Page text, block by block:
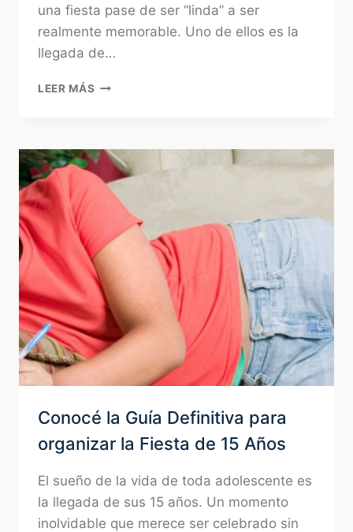
una fiesta pase de ser “linda” a ser
realmente memorable. Uno de ellos es la
llegada de…
LEER MÁS ALQUILER
EVENTOS:
UN
TOQUE
CLÁSICO
ELEGANTE
PARA
TU
FIESTA
Conocé la Guía Definitiva para
organizar la Fiesta de 15 Años
El sueño de la vida de toda adolescente es
la llegada de sus 15 años. Un momento
inolvidable que merece ser celebrado sin